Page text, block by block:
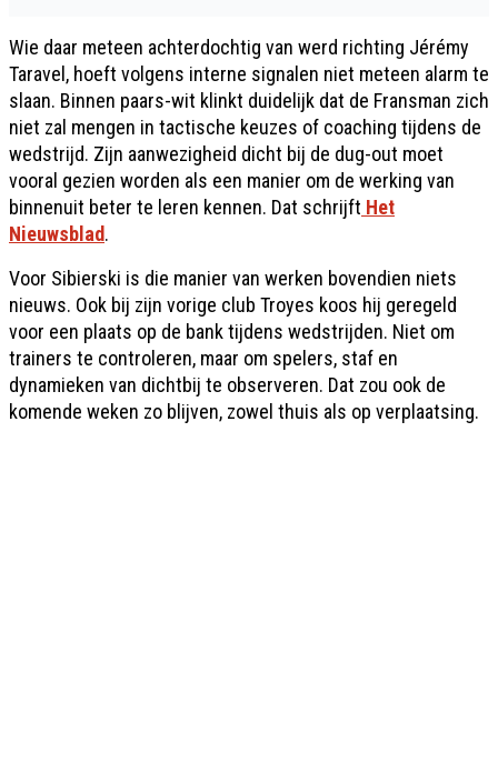
Wie daar meteen achterdochtig van werd richting Jérémy
Taravel, hoeft volgens interne signalen niet meteen alarm te
slaan. Binnen paars-wit klinkt duidelijk dat de Fransman zich
niet zal mengen in tactische keuzes of coaching tijdens de
wedstrijd. Zijn aanwezigheid dicht bij de dug-out moet
vooral gezien worden als een manier om de werking van
binnenuit beter te leren kennen. Dat schrijft Het
Nieuwsblad.
Voor Sibierski is die manier van werken bovendien niets
nieuws. Ook bij zijn vorige club Troyes koos hij geregeld
voor een plaats op de bank tijdens wedstrijden. Niet om
trainers te controleren, maar om spelers, staf en
dynamieken van dichtbij te observeren. Dat zou ook de
komende weken zo blijven, zowel thuis als op verplaatsing.